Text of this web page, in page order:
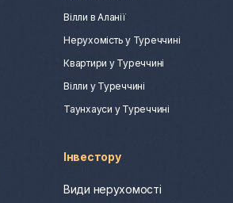
Вілли в Аланії
Нерухомість у Туреччині
Квартири у Туреччині
Вілли у Туреччині
Таунхауси у Туреччині
Інвестору
Види нерухомості